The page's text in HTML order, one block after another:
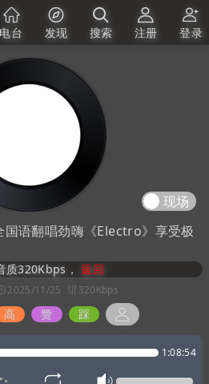
电台 发现 搜索 注册 登录
现场
国语翻唱劲嗨《Electro》享受极
质320Kbps，返回
2025/11/25 320Kbps
高 赞 踩
1:08:54